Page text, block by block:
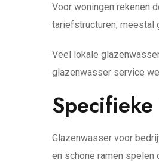
Voor woningen rekenen
tariefstructuren, meestal
Veel lokale
glazenwasser service
Glazenwasser voor
en schone ramen spelen